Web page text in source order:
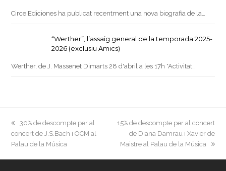
Circe Ediciones ha publicat recentment una nova biografia de la…
“Werther”, l’assaig general de la temporada 2025-
2026 (exclusiu Amics)
Werther, de J. Massenet Dimarts 28 d'abril a les 17h *Activitat…
previous
post:
30% de descompte per al
concert de J.S.Bach i OCM al
Palau de la Música
next
post:
15% de descompte per al concert
de Diana Damrau i Xavier de
Maistre al Palau de la Música